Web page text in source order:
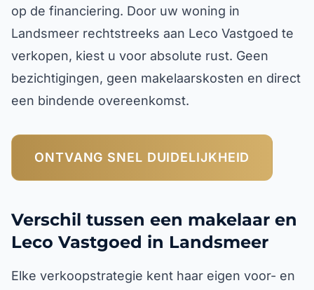
op de financiering. Door uw woning in
Landsmeer rechtstreeks aan Leco Vastgoed te
verkopen, kiest u voor absolute rust. Geen
bezichtigingen, geen makelaarskosten en direct
een bindende overeenkomst.
ONTVANG SNEL DUIDELIJKHEID
Verschil tussen een makelaar en
Leco Vastgoed in Landsmeer
Elke verkoopstrategie kent haar eigen voor- en